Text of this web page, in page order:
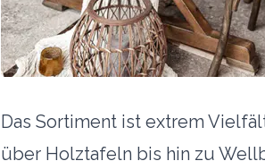
Das Sortiment ist extrem
über Holztafeln bis hin zu